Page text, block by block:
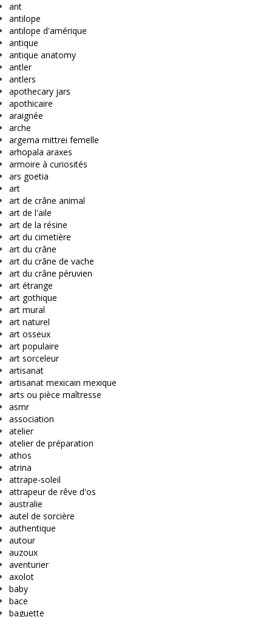
ant
antilope
antilope d'amérique
antique
antique anatomy
antler
antlers
apothecary jars
apothicaire
araignée
arche
argema mittrei femelle
arhopala araxes
armoire à curiosités
ars goetia
art
art de crâne animal
art de l'aile
art de la résine
art du cimetière
art du crâne
art du crâne de vache
art du crâne péruvien
art étrange
art gothique
art mural
art naturel
art osseux
art populaire
art sorceleur
artisanat
artisanat mexicain mexique
arts ou pièce maîtresse
asmr
association
atelier
atelier de préparation
athos
atrina
attrape-soleil
attrapeur de rêve d'os
australie
autel de sorcière
authentique
autour
auzoux
aventurier
axolot
baby
bace
baguette